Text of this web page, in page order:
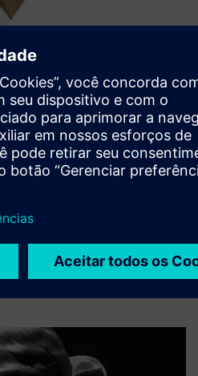
NC é o nosso
em toque para CNC para
de suas instalações e a